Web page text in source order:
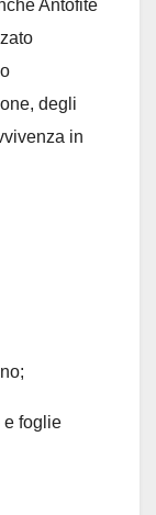
Antofite
degli
in
foglie